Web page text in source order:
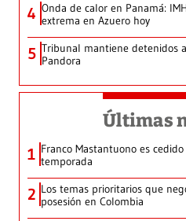
4 Onda de calor en Panamá:
extrema en Azuero hoy
5 Tribunal mantiene detenidos
Pandora
Últimas
1 Franco Mastantuono es
temporada
2 Los temas prioritarios que
posesión en Colombia